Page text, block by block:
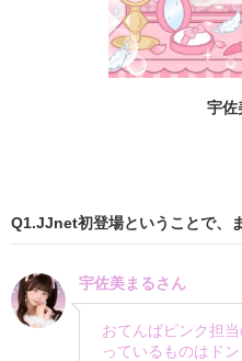
宇佐
Q1.JJnet初登場ということで、
宇佐美まるさん
おてんばピンク担
っているものはド